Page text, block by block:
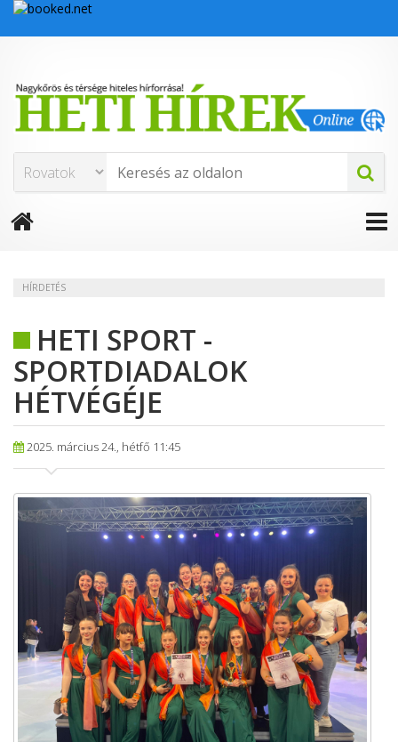
HÍRDETÉS
HETI SPORT -
SPORTDIADALOK
HÉTVÉGÉJE
2025. március 24., hétfő 11:45